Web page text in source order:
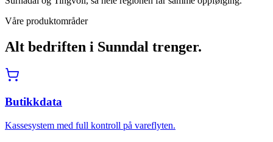
Våre produktområder
Alt bedriften i Sunndal trenger.
Butikkdata
Kassesystem med full kontroll på vareflyten.